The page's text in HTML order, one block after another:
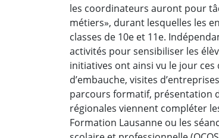
les coordinateurs auront pour
métiers», durant lesquelles les
classes de 10e et 11e.
activités pour sensibiliser les
initiatives ont ainsi vu le jour
d’embauche, visites
parcours formatif, présentation
régionales viennent compléter
Formation Lausanne ou les